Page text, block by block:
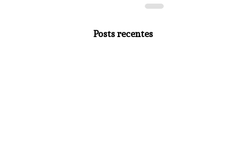
Posts recentes